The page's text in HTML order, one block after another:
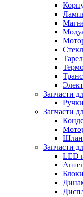
Запчасти
Запчасти
Запчасти
LED